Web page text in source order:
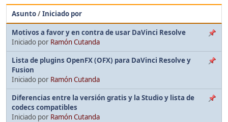
Asunto/Iniciado por
Motivos a favor y en contra de usar DaVinci Resolve
Iniciado por Ramón Cutanda
Lista de plugins OpenFX (OFX) para DaVinci Resolve y
Fusion
Iniciado por Ramón Cutanda
Diferencias entre la versión gratis y la Studio y lista de
codecs compatibles
Iniciado por Ramón Cutanda